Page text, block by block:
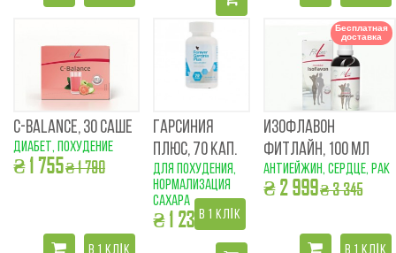
C-BALANCE, 30 САШЕ
диабет, похудение
₴ 1 755₴ 1 790
ГАРСИНИЯ
ПЛЮС, 70 КАП.
для похудения,
нормализация
сахара
₴ 1 239 ₴ 1 512
В 1 КЛІК
Бесплатная
доставка
ИЗОФЛАВОН
ФИТЛАЙН, 100 МЛ
антиейжин, сердце, рак
₴ 2 999₴ 3 345